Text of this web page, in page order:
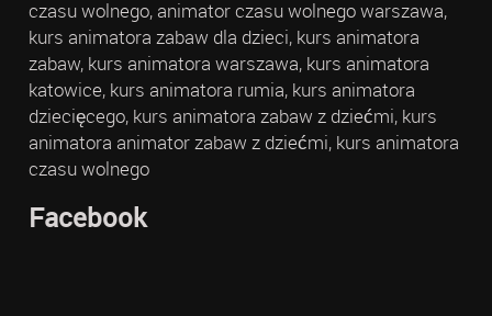
czasu wolnego, animator czasu wolnego warszawa,
kurs animatora zabaw dla dzieci, kurs animatora
zabaw, kurs animatora warszawa, kurs animatora
katowice, kurs animatora rumia, kurs animatora
dziecięcego, kurs animatora zabaw z dziećmi, kurs
animatora animator zabaw z dziećmi, kurs animatora
czasu wolnego
Facebook